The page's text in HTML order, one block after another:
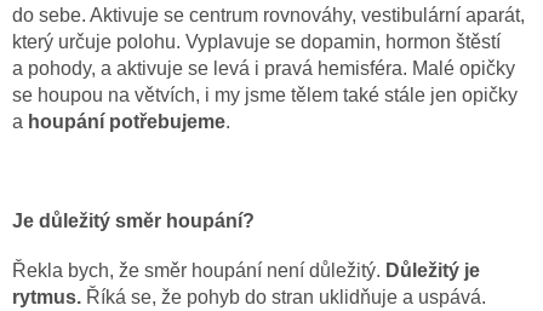
do sebe. Aktivuje se centrum rovnováhy, vestibulární aparát,
který určuje polohu. Vyplavuje se dopamin, hormon štěstí
a pohody, a aktivuje se levá i pravá hemisféra. Malé opičky
se houpou na větvích, i my jsme tělem také stále jen opičky
a houpání potřebujeme.
Je důležitý směr houpání?
Řekla bych, že směr houpání není důležitý. Důležitý je
rytmus. Říká se, že pohyb do stran uklidňuje a uspává.